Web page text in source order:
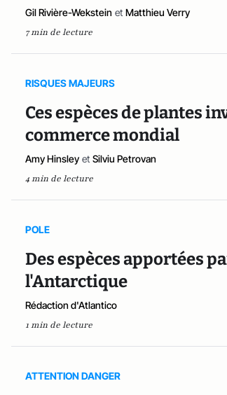
Gil Rivière-Wekstein et Matthieu Verry
7 min de lecture
RISQUES MAJEURS
Ces espèces de plantes
commerce mondial
Amy Hinsley et Silviu Petrovan
4 min de lecture
POLE
Des espèces apportées
l'Antarctique
Rédaction d'Atlantico
1 min de lecture
ATTENTION DANGER